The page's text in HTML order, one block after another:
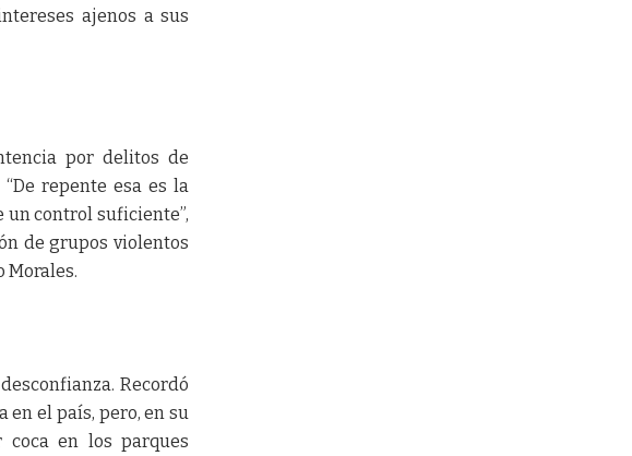
ajenos a sus
por delitos de
repente esa es la
control suficiente”,
de grupos violentos
Morales.
Recordó
el país, pero, en su
coca en los parques